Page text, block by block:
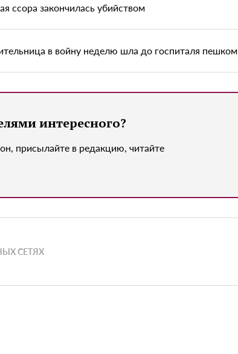
ссора закончилась убийством
в войну неделю шла до госпиталя пешком
интересного?
присылайте в редакцию, читайте
СЕТЯХ